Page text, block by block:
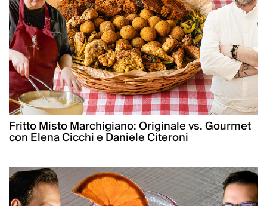
Fritto Misto Marchigiano: Originale vs. Gourmet
con Elena Cicchi e Daniele Citeroni